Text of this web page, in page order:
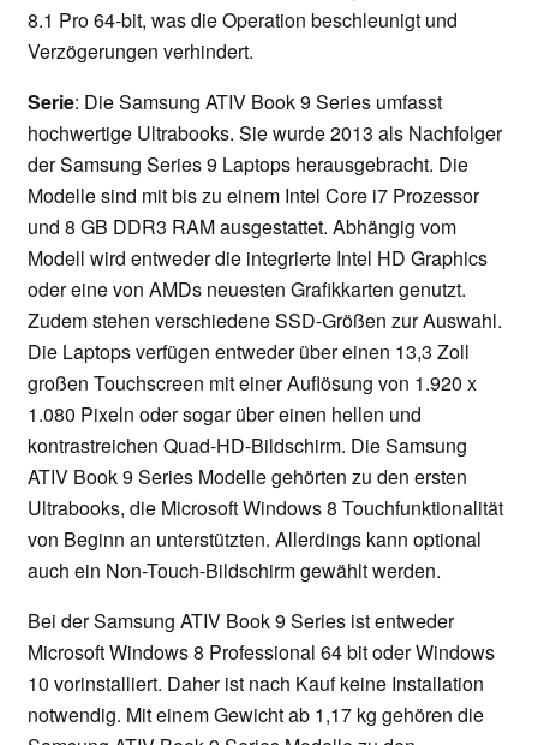
8.1 Pro 64-bit, was die Operation beschleunigt und
Verzögerungen verhindert.
Serie: Die Samsung ATIV Book 9 Series umfasst
hochwertige Ultrabooks. Sie wurde 2013 als Nachfolger
der Samsung Series 9 Laptops herausgebracht. Die
Modelle sind mit bis zu einem Intel Core i7 Prozessor
und 8 GB DDR3 RAM ausgestattet. Abhängig vom
Modell wird entweder die integrierte Intel HD Graphics
oder eine von AMDs neuesten Grafikkarten genutzt.
Zudem stehen verschiedene SSD-Größen zur Auswahl.
Die Laptops verfügen entweder über einen 13,3 Zoll
großen Touchscreen mit einer Auflösung von 1.920 x
1.080 Pixeln oder sogar über einen hellen und
kontrastreichen Quad-HD-Bildschirm. Die Samsung
ATIV Book 9 Series Modelle gehörten zu den ersten
Ultrabooks, die Microsoft Windows 8 Touchfunktionalität
von Beginn an unterstützten. Allerdings kann optional
auch ein Non-Touch-Bildschirm gewählt werden.
Bei der Samsung ATIV Book 9 Series ist entweder
Microsoft Windows 8 Professional 64 bit oder Windows
10 vorinstalliert. Daher ist nach Kauf keine Installation
notwendig. Mit einem Gewicht ab 1,17 kg gehören die